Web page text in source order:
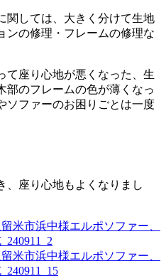
関しては、大きく分けて生地
ンの修理・フレームの修理な
て座り心地が悪くなった、生
部のフレームの色が薄くなっ
ソファーのお困りごとは一度
、座り心地もよくなりまし